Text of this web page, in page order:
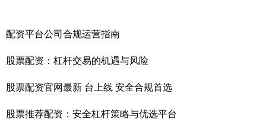
配资平台公司合规运营指南
股票配资：杠杆交易的机遇与风险
股票配资官网最新 台上线 安全合规首选
股票推荐配资：安全杠杆策略与优选平台